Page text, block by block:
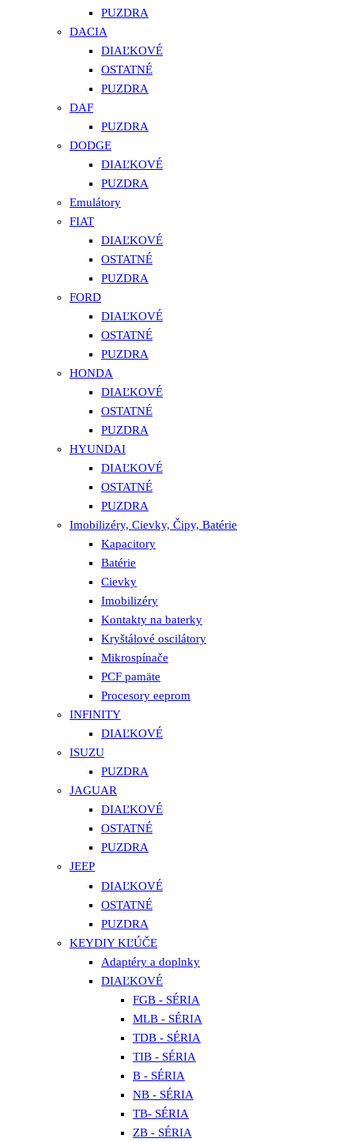
PUZDRA
DACIA
DIAĽKOVÉ
OSTATNÉ
PUZDRA
DAF
PUZDRA
DODGE
DIAĽKOVÉ
PUZDRA
Emulátory
FIAT
DIAĽKOVÉ
OSTATNÉ
PUZDRA
FORD
DIAĽKOVÉ
OSTATNÉ
PUZDRA
HONDA
DIAĽKOVÉ
OSTATNÉ
PUZDRA
HYUNDAI
DIAĽKOVÉ
OSTATNÉ
PUZDRA
Imobilizéry, Cievky, Čipy, Batérie
Kapacitory
Batérie
Cievky
Imobilizéry
Kontakty na baterky
Kryštálové oscilátory
Mikrospínače
PCF pamäte
Procesory eeprom
INFINITY
DIAĽKOVÉ
ISUZU
PUZDRA
JAGUAR
DIAĽKOVÉ
OSTATNÉ
PUZDRA
JEEP
DIAĽKOVÉ
OSTATNÉ
PUZDRA
KEYDIY KĽÚČE
Adaptéry a doplnky
DIAĽKOVÉ
FGB - SÉRIA
MLB - SÉRIA
TDB - SÉRIA
TIB - SÉRIA
B - SÉRIA
NB - SÉRIA
TB- SÉRIA
ZB - SÉRIA